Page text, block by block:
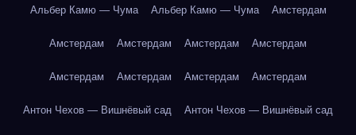
Альбер Камю — Чума Альбер Камю — Чума Амстердам
Амстердам Амстердам Амстердам Амстердам
Амстердам Амстердам Амстердам Амстердам
Антон Чехов — Вишнёвый сад Антон Чехов — Вишнёвый сад